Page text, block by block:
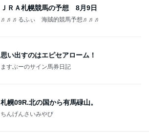
ＪＲＡ札幌競馬の予想 8月9日
♬♬♬るふぃ 海賊的競馬予想♬♬♬
思い出すのはエピセアローム！
ますぶーのサイン馬券日記
札幌09R.北の国から有馬碌山。
ちんげんさいみやび